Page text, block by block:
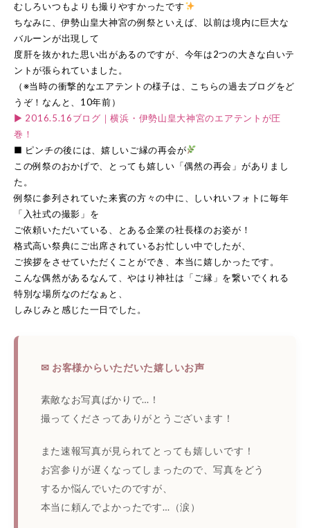
むしろいつもよりも撮りやすかったです
ちなみに、伊勢山皇大神宮の例祭といえば、以前は境内に巨大な
バルーンが出現して
度肝を抜かれた思い出があるのですが、今年は2つの大きな白いテ
ントが張られていました。
（※当時の衝撃的なエアテントの様子は、こちらの過去ブログをど
うぞ！なんと、10年前）
▶︎ 2016.5.16ブログ｜横浜・伊勢山皇大神宮のエアテントが圧
巻！
■ ピンチの後には、嬉しいご縁の再会が
この例祭のおかげで、とっても嬉しい「偶然の再会」がありまし
た。
例祭に参列されていた来賓の方々の中に、しいれいフォトに毎年
「入社式の撮影」を
ご依頼いただいている、とある企業の社長様のお姿が！
格式高い祭典にご出席されているお忙しい中でしたが、
ご挨拶をさせていただくことができ、本当に嬉しかったです。
こんな偶然があるなんて、やはり神社は「ご縁」を繋いでくれる
特別な場所なのだなぁと、
しみじみと感じた一日でした。
✉ お客様からいただいた嬉しいお声
素敵なお写真ばかりで…！
撮ってくださってありがとうございます！
また速報写真が見られてとっても嬉しいです！
お宮参りが遅くなってしまったので、写真をどう
するか悩んでいたのですが、
本当に頼んでよかったです…（涙）